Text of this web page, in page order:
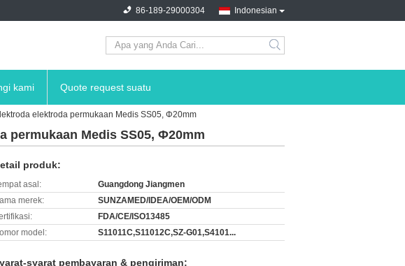
Indonesian
86-189-29000304
search
kami Quote request suatu
elektroda permukaan Medis SS05, Φ20mm
permukaan Medis SS05, Φ20mm
produk:
asal:
Guangdong Jiangmen
merek:
SUNZAMED/IDEA/OEM/ODM
FDA/CE/ISO13485
model:
S11011C,S11012C,SZ-G01,S4101...
syarat pembayaran & pengiriman: